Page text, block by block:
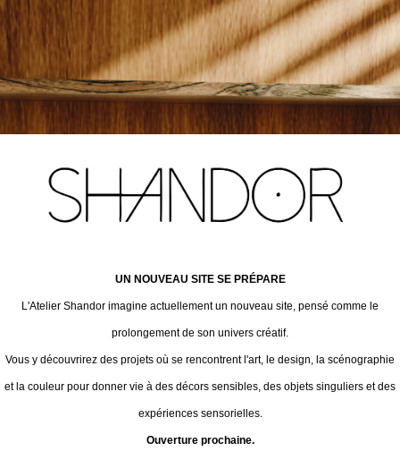
UN NOUVEAU SITE SE PRÉPARE
L'Atelier Shandor imagine actuellement un nouveau site, pensé comme le
prolongement de son univers créatif.
Vous y découvrirez des projets où se rencontrent l'art, le design, la scénographie
et la couleur pour donner vie à des décors sensibles, des objets singuliers et des
expériences sensorielles.
Ouverture prochaine.